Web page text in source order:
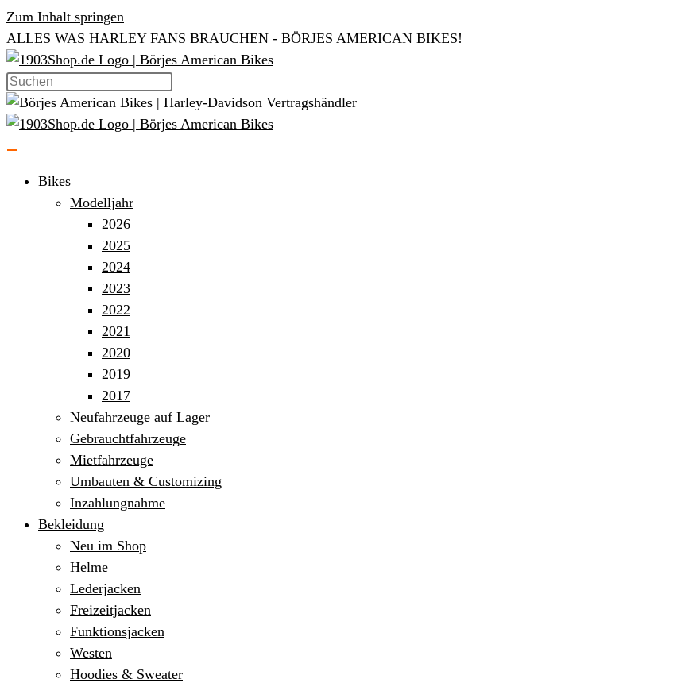
Zum Inhalt springen
ALLES WAS HARLEY FANS BRAUCHEN - BÖRJES AMERICAN BIKES!
Bikes
Modelljahr
2026
2025
2024
2023
2022
2021
2020
2019
2017
Neufahrzeuge auf Lager
Gebrauchtfahrzeuge
Mietfahrzeuge
Umbauten & Customizing
Inzahlungnahme
Bekleidung
Neu im Shop
Helme
Lederjacken
Freizeitjacken
Funktionsjacken
Westen
Hoodies & Sweater